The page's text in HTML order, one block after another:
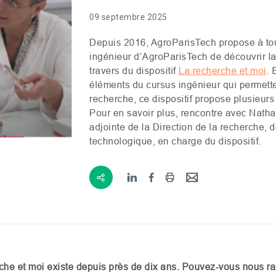
09 septembre 2025
Depuis 2016, AgroParisTech propose à
ingénieur d’AgroParisTech de découvrir
travers du dispositif La recherche et moi .
éléments du cursus ingénieur qui
recherche, ce dispositif propose
Pour en savoir plus, rencontre avec
adjointe de la Direction de la recherche,
technologique, en charge du dispositif.
et moi existe depuis près de dix ans. Pouvez-vous nous